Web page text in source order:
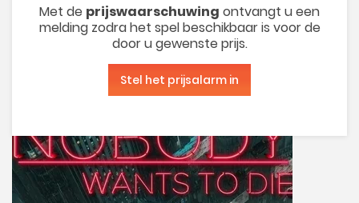
Met de prijswaarschuwing ontvangt u een
melding zodra het spel beschikbaar is voor de
door u gewenste prijs.
Stel het prijsalarm in